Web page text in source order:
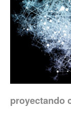
proyectando